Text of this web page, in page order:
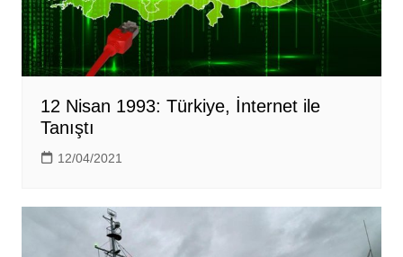
12 Nisan 1993: Türkiye, İnternet ile
Tanıştı
12/04/2021